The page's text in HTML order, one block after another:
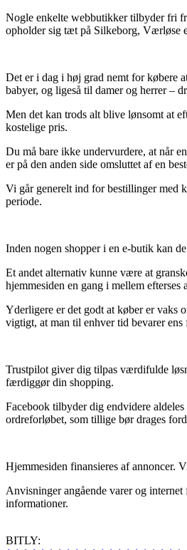
Nogle enkelte webbutikker tilbyder fri
opholder sig tæt på Silkeborg, Værløse
Det er i dag i høj grad nemt for købere
babyer, og ligeså til damer og herrer –
Men det kan trods alt blive lønsomt at
kostelige pris.
Du må bare ikke undervurdere, at når
er på den anden side omsluttet af en
Vi går generelt ind for bestillinger med
periode.
Inden nogen shopper i en e-butik kan
Et andet alternativ kunne være at
hjemmesiden en gang i mellem
Yderligere er det godt at køber er vaks
vigtigt, at man til enhver tid bevarer
Trustpilot giver dig tilpas værdifulde
færdiggør din shopping.
Facebook tilbyder dig endvidere
ordreforløbet, som tillige bør drages
Hjemmesiden finansieres af annoncer.
Anvisninger angående varer og
informationer.
BITLY: